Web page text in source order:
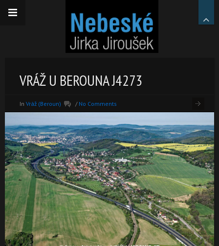
VRÁŽ U BEROUNA J4273
In Vráž (Beroun) / No Comments